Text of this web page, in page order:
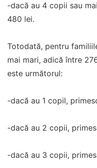
-dacă au 4 copii sau
480 lei.
Totodată, pentru
mai mari, adică între
este următorul:
-dacă au 1 copil,
-dacă au 2 copii,
-dacă au 3 copii,